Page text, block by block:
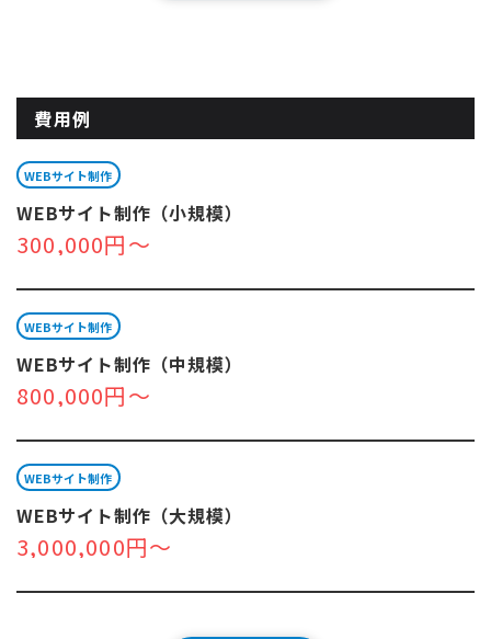
費用例
WEBサイト制作
WEBサイト制作（小規模）
300,000円～
WEBサイト制作
WEBサイト制作（中規模）
800,000円～
WEBサイト制作
WEBサイト制作（大規模）
3,000,000円～